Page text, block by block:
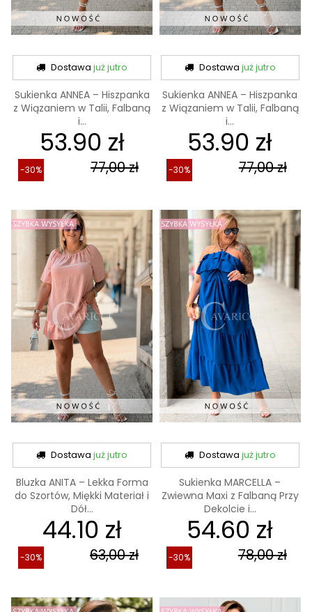
Dostawajuż jutro
Sukienka ANNEA – Hiszpanka
z Wiązaniem w Talii, Falbaną
i...
53.90 zł
77,00 zł
-30%
Dostawa już jutro
Sukienka ANNEA – Hiszpanka
z Wiązaniem w Talii, Falbaną
i...
53.90 zł
77,00 zł
-30%
Dostawajuż jutro
Bluzka ANITA – Lekka Forma
do Szortów, Miękki Materiał i
Dół...
44.10 zł
63,00 zł
-30%
Dostawa już jutro
Sukienka MARCELLA –
Zwiewna Maxi z Falbaną Przy
Dekolcie i...
54.60 zł
78,00 zł
-30%